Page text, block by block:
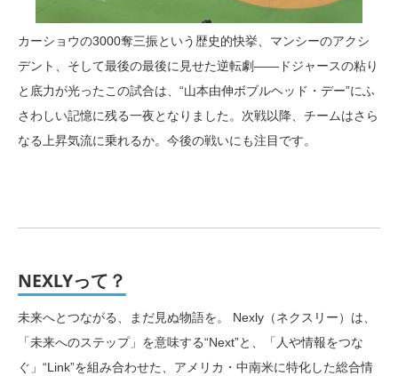
カーショウの3000奪三振という歴史的快挙、マンシーのアクシ
デント、そして最後の最後に見せた逆転劇——ドジャースの粘り
と底力が光ったこの試合は、“山本由伸ボブルヘッド・デー”にふ
さわしい記憶に残る一夜となりました。次戦以降、チームはさら
なる上昇気流に乗れるか。今後の戦いにも注目です。
NEXLYって？
未来へとつながる、まだ見ぬ物語を。 Nexly（ネクスリー）は、
「未来へのステップ」を意味する“Next”と、「人や情報をつな
ぐ」“Link”を組み合わせた、アメリカ・中南米に特化した総合情